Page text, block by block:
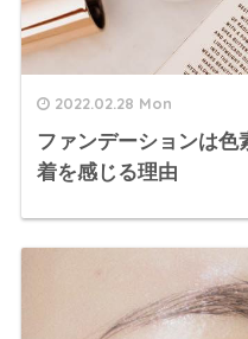
2022.02.28 Mon
ファンデーションは色
着を感じる理由